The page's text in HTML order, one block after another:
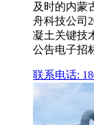
及时的内蒙
舟科技公司
凝土关键技
公告电子招
联系电话: